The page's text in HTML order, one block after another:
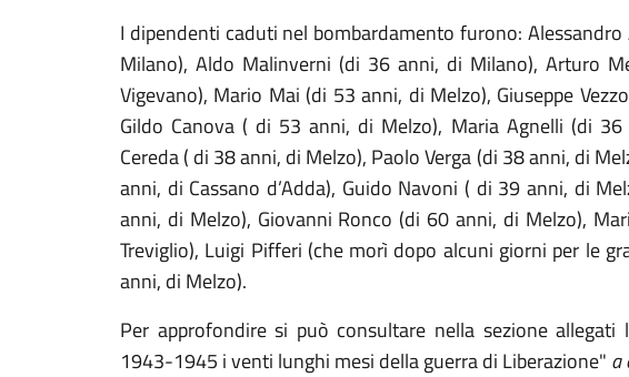
I dipendenti caduti nel bombardamento furono:
Milano), Aldo Malinverni (di 36 anni, di Milano), Arturo
Vigevano), Mario Mai (di 53 anni, di Melzo), Giuseppe
Gildo Canova ( di 53 anni, di Melzo), Maria Agnelli (di
Cereda ( di 38 anni, di Melzo), Paolo Verga (di 38 anni, di
anni, di Cassano d’Adda), Guido Navoni ( di 39 anni, di
anni, di Melzo), Giovanni Ronco (di 60 anni, di Melzo),
Treviglio), Luigi Pifferi (che morì dopo alcuni giorni per le
anni, di Melzo).
Per approfondire si può consultare nella sezione allegati
1943-1945 i venti lunghi mesi della guerra di Liberazione" a